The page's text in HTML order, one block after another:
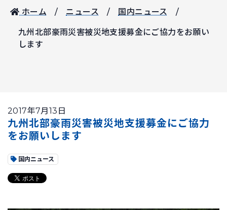
ホーム ニュース 国内ニュース
九州北部豪雨災害被災地支援募金にご協力をお願い
します
2017年7月13日
九州北部豪雨災害被災地支援募金にご協力
をお願いします
国内ニュース